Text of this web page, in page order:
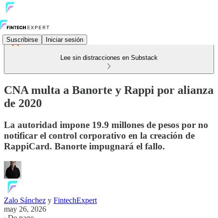
Suscribirse Iniciar sesión
Lee sin distracciones en Substack
CNA multa a Banorte y Rappi por alianza
de 2020
La autoridad impone 19.9 millones de pesos por no
notificar el control corporativo en la creación de
RappiCard. Banorte impugnará el fallo.
Zalo Sánchez y FintechExpert
may 26, 2026